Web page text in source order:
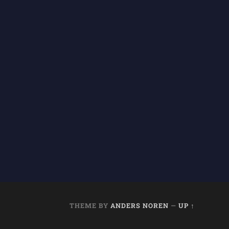
THEME BY ANDERS NOREN — UP ↑